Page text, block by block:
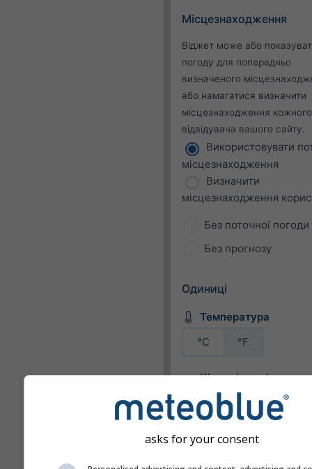
Місцезнаходження
Віджет може або
погоду для попередньо
визначеного
або намагатися визначити
місцезнаходження кожного
відвідувача вашого сайту.
Використовувати
місцезнаходження
Визначити
місцезнаходження
Без поточної погоди
Без прогнозу
Одиниці
Температура
°C
°F
Швидкість вітру
bft
km/h
asks for your consent